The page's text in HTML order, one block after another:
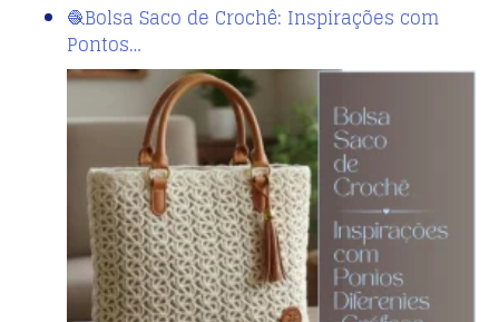
🧶Bolsa Saco de Crochê: Inspirações com
Pontos…